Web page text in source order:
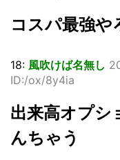
コスパ最強や
18: 風吹けば名無し
ID:/ox/8y4ia
出来高オプシ
んちゃう